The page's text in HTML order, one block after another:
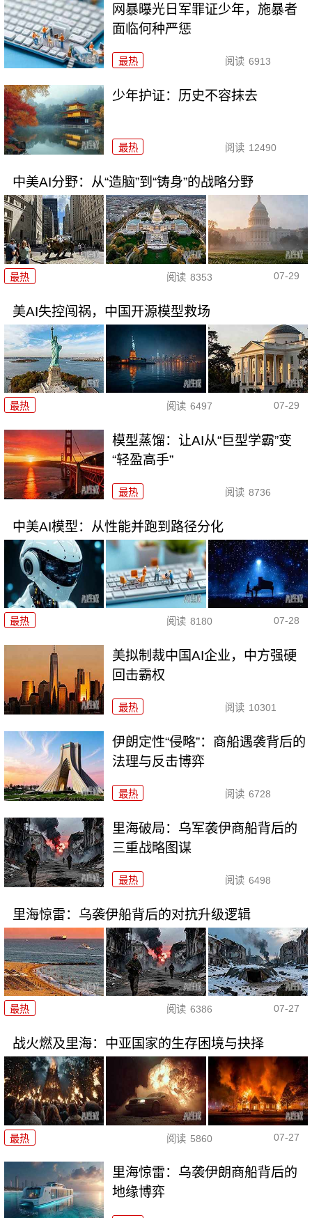
网暴曝光日军罪证少年，施暴者
面临何种严惩
最热 阅读 6913
少年护证：历史不容抹去
最热 阅读 12490
中美AI分野：从“造脑”到“铸身”的战略分野
最热 阅读 8353 07-29
美AI失控闯祸，中国开源模型救场
最热 阅读 6497 07-29
模型蒸馏：让AI从“巨型学霸”变
“轻盈高手”
最热 阅读 8736
中美AI模型：从性能并跑到路径分化
最热 阅读 8180 07-28
美拟制裁中国AI企业，中方强硬
回击霸权
最热 阅读 10301
伊朗定性“侵略”：商船遇袭背后的
法理与反击博弈
最热 阅读 6728
里海破局：乌军袭伊商船背后的
三重战略图谋
最热 阅读 6498
里海惊雷：乌袭伊船背后的对抗升级逻辑
最热 阅读 6386 07-27
战火燃及里海：中亚国家的生存困境与抉择
最热 阅读 5860 07-27
里海惊雷：乌袭伊朗商船背后的
地缘博弈